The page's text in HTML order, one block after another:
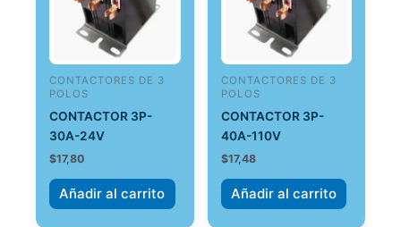
CONTACTORES DE 3
POLOS
CONTACTOR 3P-
30A-24V
$17,80
Añadir al carrito
CONTACTORES DE 3
POLOS
CONTACTOR 3P-
40A-110V
$17,48
Añadir al carrito